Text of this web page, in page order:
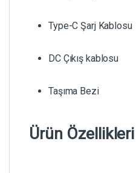
Type-C Şarj Kablosu
DC Çıkış kablosu
Taşıma Bezi
Ürün Özellikleri